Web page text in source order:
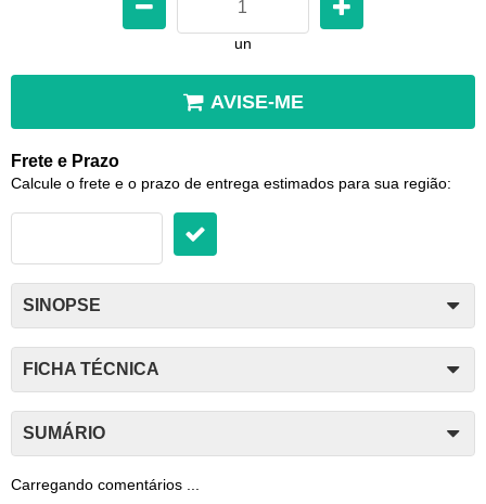
un
AVISE-ME
Frete e Prazo
Calcule o frete e o prazo de entrega estimados para sua região:
SINOPSE
FICHA TÉCNICA
SUMÁRIO
Carregando comentários ...